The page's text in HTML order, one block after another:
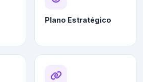
Plano Estratégico